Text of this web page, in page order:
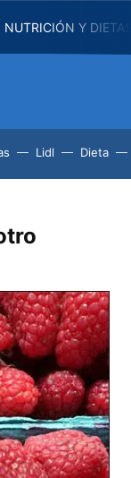
NUTRICIÓN Y
Lidl Dieta